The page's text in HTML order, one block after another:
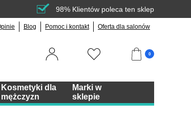
98% Klientów poleca ten sklep
Blog Pomoc i kontakt Oferta dla salonów
0
Kosmetyki dla
mężczyzn
Marki w
sklepie